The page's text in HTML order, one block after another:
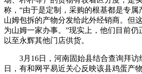
称，“由于是定制，采购的根基都是专属
山姆包拆的产物分发给此外经销商。但
为山姆一家办事。”现实上，他们目前仍
以至永辉其他门店供货。
3月16日，河南固始县结合查询拜访
日，有和网平易近关心反映该县鸡蛋产